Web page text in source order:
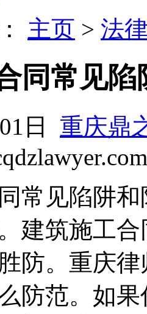
主页 > 法
同常见陷
日 重庆鼎
常见陷阱
建筑施工
防。重庆
防范。如